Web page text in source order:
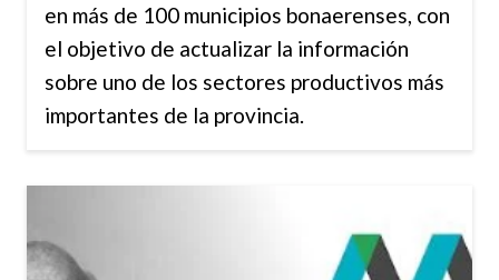
en más de 100 municipios bonaerenses, con
el objetivo de actualizar la información
sobre uno de los sectores productivos más
importantes de la provincia.